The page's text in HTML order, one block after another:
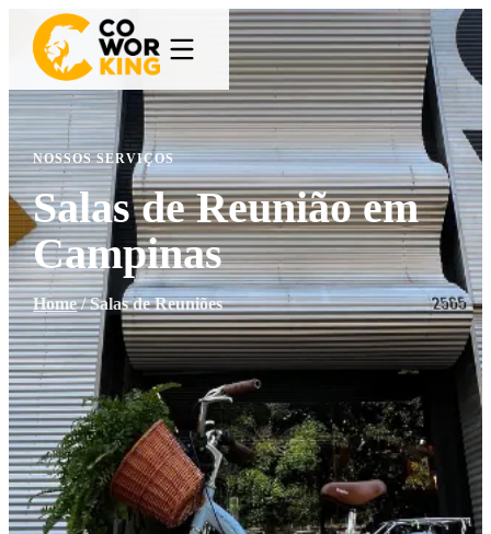
NOSSOS SERVIÇOS
Salas de Reunião em
Campinas
Home/Salas de Reuniões